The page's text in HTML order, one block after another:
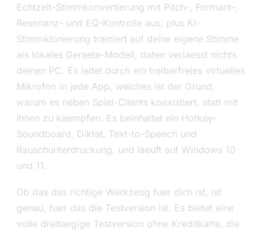
Echtzeit-Stimmkonvertierung mit Pitch-, Formant-,
Resonanz- und EQ-Kontrolle aus, plus KI-
Stimmklonierung trainiert auf deine eigene Stimme
als lokales Geraete-Modell, daher verlaesst nichts
deinen PC. Es leitet durch ein treiberfreies virtuelles
Mikrofon in jede App, welches ist der Grund,
warum es neben Spiel-Clients koexistiert, statt mit
ihnen zu kaempfen. Es beinhaltet ein Hotkey-
Soundboard, Diktat, Text-to-Speech und
Rauschunterdruckung, und laeuft auf Windows 10
und 11.
Ob das das richtige Werkzeug fuer dich ist, ist
genau, fuer das die Testversion ist. Es bietet eine
volle dreitaegige Testversion ohne Kreditkarte, die